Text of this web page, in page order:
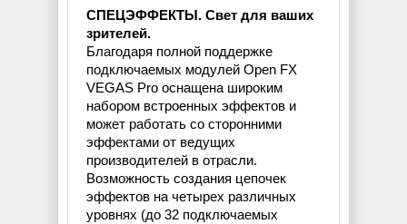
СПЕЦЭФФЕКТЫ. Свет для ваших
зрителей.
Благодаря полной поддержке
подключаемых модулей Open FX
VEGAS Pro оснащена широким
набором встроенных эффектов и
может работать со сторонними
эффектами от ведущих
производителей в отрасли.
Возможность создания цепочек
эффектов на четырех различных
уровнях (до 32 подключаемых